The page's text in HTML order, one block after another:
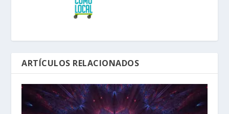
ARTÍCULOS RELACIONADOS